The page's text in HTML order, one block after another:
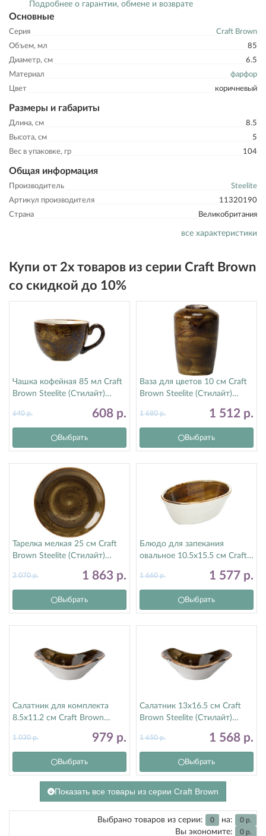
Основные
Серия
Craft Brown
Объем, мл
85
Диаметр, см
6.5
Материал
фарфор
Цвет
коричневый
Размеры и габариты
Длина, см
8.5
Высота, см
5
Вес в упаковке, гр
104
Общая информация
Производитель
Steelite
Артикул производителя
11320190
Страна
Великобритания
все характеристики
Подробнее о гарантии, обмене и возврате
Купи от 2х товаров из серии Craft Brown
со скидкой до 10%
Чашка кофейная 85 мл Craft
Brown Steelite (Стилайт)
608 р.
640р.
Выбрать
Ваза для цветов 10 см Craft
Brown Steelite (Стилайт)
1 512 р.
1 680р.
Выбрать
Тарелка мелкая 25 см Craft
Brown Steelite (Стилайт)
1 863 р.
2 070р.
Выбрать
Блюдо для запекания
овальное 10.5х15.5 см Craft
11320400
1 577 р.
1 660р.
Выбрать
Салатник для комплекта
8.5х11.2 см Craft Brown
979 р.
1 030р.
Выбрать
Салатник 13х16.5 см Craft
Brown Steelite (Стилайт)
1 568 р.
1 650р.
Выбрать
Показать все товары из серии Craft Brown
Выбрано товаров из серии: 0 на: 0 р.
Вы экономите: 0 р.